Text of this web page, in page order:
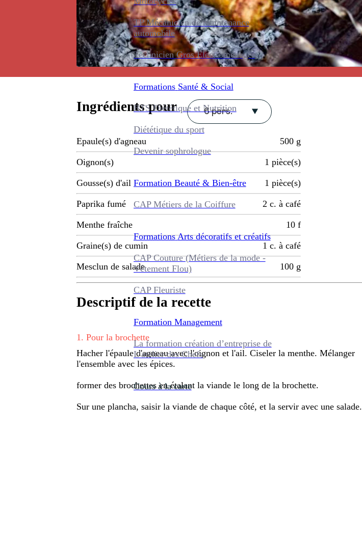
TP Mécanicien de maintenance
automobile
Technicien Gros Électroménager
Formations Santé & Social
BTS Diététique et Nutrition
Diététique du sport
Devenir sophrologue
Formation Beauté & Bien-être
CAP Métiers de la Coiffure
Formations Arts décoratifs et créatifs
CAP Couture (Métiers de la mode -
Vêtement Flou)
CAP Fleuriste
Formation Management
La formation création d’entreprise de
L’atelier des Chefs
Cours à la carte
Ingrédients pour 6 pers.
Epaule(s) d'agneau 500 g
Oignon(s) 1 pièce(s)
Gousse(s) d'ail 1 pièce(s)
Paprika fumé 2 c. à café
Menthe fraîche 10 f
Graine(s) de cumin 1 c. à café
Mesclun de salade 100 g
Descriptif de la recette
1 . Pour la brochette
Hacher l'épaule d'agneau avec l'oignon et l'ail. Ciseler la menthe. Mélanger
l'ensemble avec les épices.
former des brochettes en étalant la viande le long de la brochette.
Sur une plancha, saisir la viande de chaque côté, et la servir avec une salade.